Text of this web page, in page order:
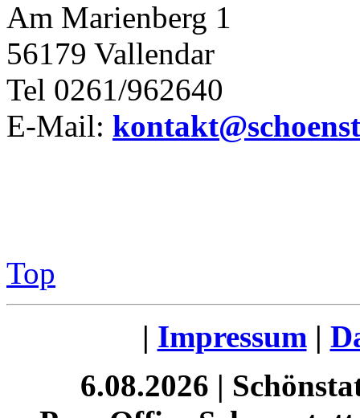
Am Marienberg 1
56179 Vallendar
Tel 0261/962640
E-Mail:
Top
| Impressum|
6.08.2026 |